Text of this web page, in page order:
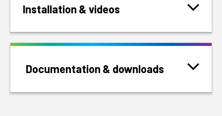
Installation & videos
Documentation & downloads